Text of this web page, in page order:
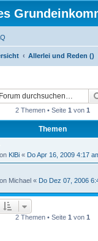
Allerlei und Reden ()
2 Themen • Seite 1 von 1
Themen
KlBi « Do Apr 16, 2009 4:17
Michael « Do Dez 07, 2006
2 Themen • Seite 1 von 1